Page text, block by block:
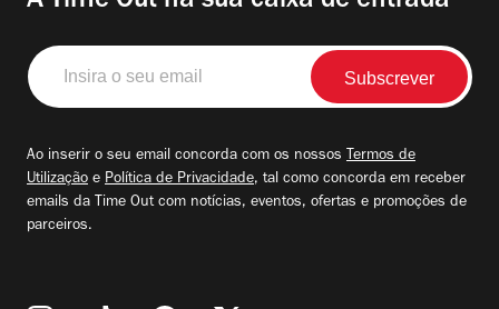
Insira
o
seu
Ao inserir o seu email concorda com os nossos Termos de
Utilização e Política de Privacidade, tal como concorda em receber
emails da Time Out com notícias, eventos, ofertas e promoções de
parceiros.